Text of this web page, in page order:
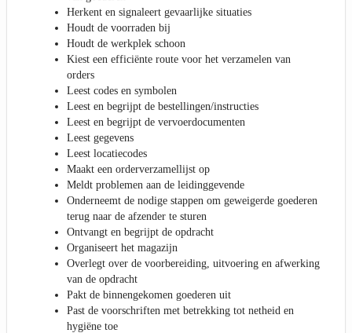
Herkent en signaleert gevaarlijke situaties
Houdt de voorraden bij
Houdt de werkplek schoon
Kiest een efficiënte route voor het verzamelen van
orders
Leest codes en symbolen
Leest en begrijpt de bestellingen/instructies
Leest en begrijpt de vervoerdocumenten
Leest gegevens
Leest locatiecodes
Maakt een orderverzamellijst op
Meldt problemen aan de leidinggevende
Onderneemt de nodige stappen om geweigerde goederen
terug naar de afzender te sturen
Ontvangt en begrijpt de opdracht
Organiseert het magazijn
Overlegt over de voorbereiding, uitvoering en afwerking
van de opdracht
Pakt de binnengekomen goederen uit
Past de voorschriften met betrekking tot netheid en
hygiëne toe